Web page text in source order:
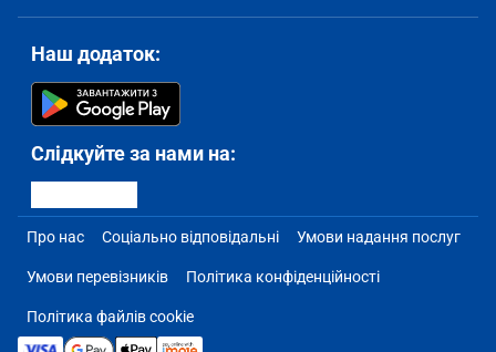
Наш додаток:
Слідкуйте за нами на:
Про нас Соціально відповідальні Умови надання послуг
Умови перевізників Політика конфіденційності
Політика файлів cookie